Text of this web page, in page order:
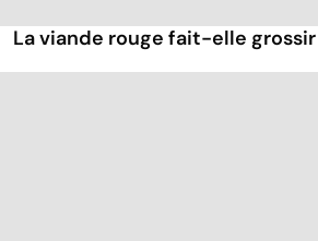
La viande rouge fait-elle grossir